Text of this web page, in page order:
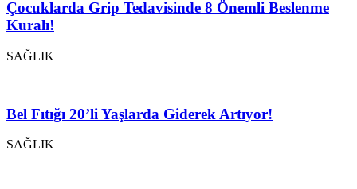
Çocuklarda Grip Tedavisinde 8 Önemli Beslenme
Kuralı!
SAĞLIK
Bel Fıtığı 20’li Yaşlarda Giderek Artıyor!
SAĞLIK